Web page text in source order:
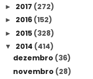
► 2017 (272)
► 2016 (152)
► 2015 (328)
▼ 2014 (414)
dezembro (36)
novembro (28)